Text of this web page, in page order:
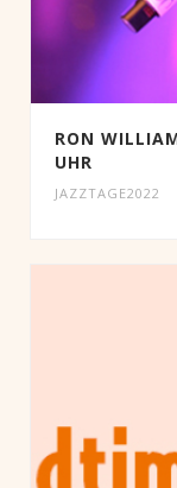
RON
UHR
JAZZTAGE2022